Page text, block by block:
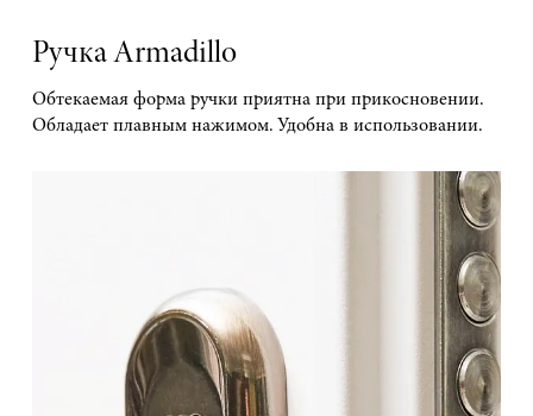
Ручка Armadillo
Обтекаемая форма ручки приятна при прикосновении.
Обладает плавным нажимом. Удобна в использовании.